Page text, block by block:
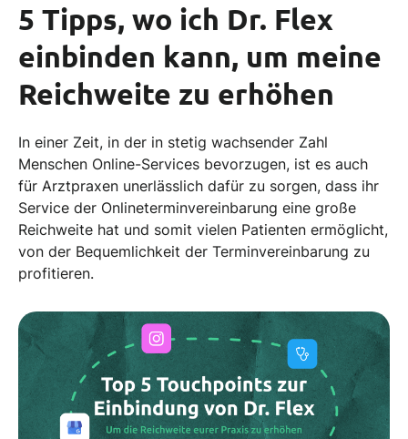
5 Tipps, wo ich Dr. Flex
einbinden kann, um meine
Reichweite zu erhöhen
In einer Zeit, in der in stetig wachsender Zahl
Menschen Online-Services bevorzugen, ist es auch
für Arztpraxen unerlässlich dafür zu sorgen, dass ihr
Service der Onlineterminvereinbarung eine große
Reichweite hat und somit vielen Patienten ermöglicht,
von der Bequemlichkeit der Terminvereinbarung zu
profitieren.